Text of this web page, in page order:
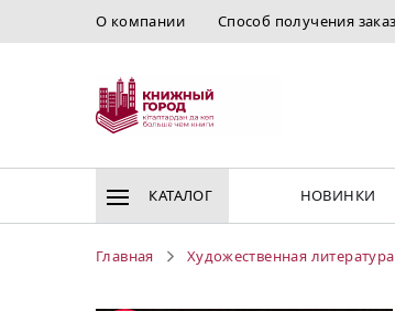
О компании Способ получения
КАТАЛОГ НОВИНКИ
Главная Художественная литература